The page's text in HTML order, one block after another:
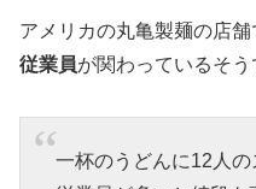
アメリカの丸亀製麺の店舗
従業員が関わっているそう
一杯のうどんに12人の